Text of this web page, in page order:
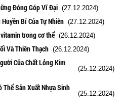
Đóng Góp Vĩ Đại (27.12.2024)
Bí Của Tự Nhiên (27.12.2024)
trong cơ thể (26.12.2024)
Và Thiên Thạch (26.12.2024)
Của Chất Lỏng Kim
(25.12.2024)
Thể Sản Xuất Nhựa Sinh
(25.12.2024)